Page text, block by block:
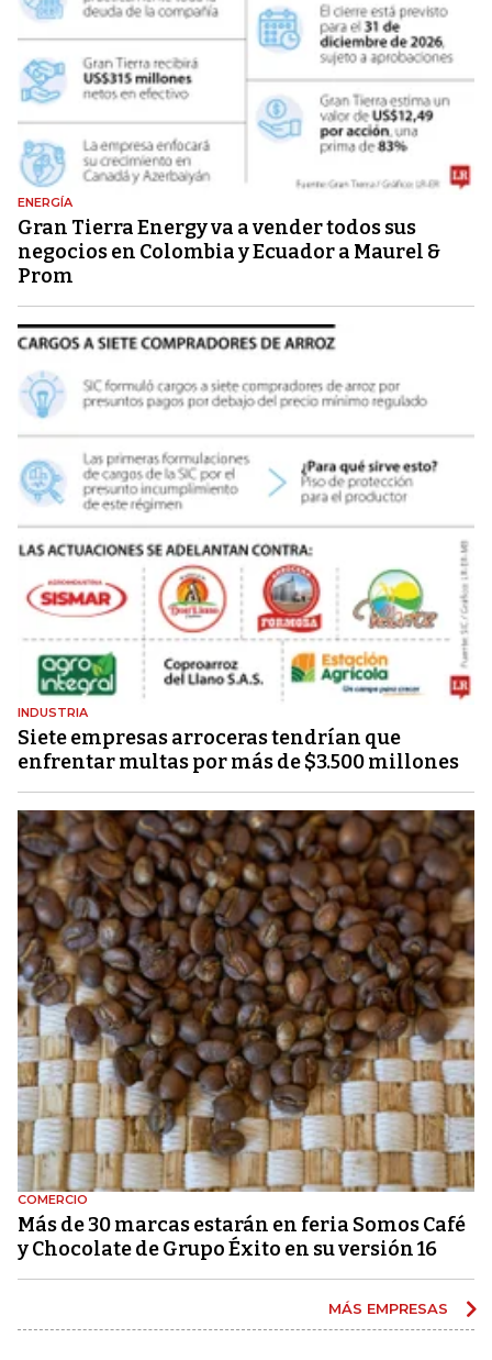
ENERGÍA
Gran Tierra Energy va a vender todos sus
negocios en Colombia y Ecuador a Maurel &
Prom
INDUSTRIA
Siete empresas arroceras tendrían que
enfrentar multas por más de $3.500 millones
COMERCIO
Más de 30 marcas estarán en feria Somos Café
y Chocolate de Grupo Éxito en su versión 16
MÁS EMPRESAS